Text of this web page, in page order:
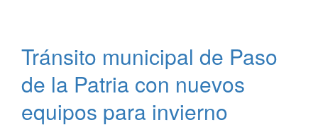
de
Paso
de
Patria
Tránsito municipal de Paso
de la Patria con nuevos
equipos para invierno